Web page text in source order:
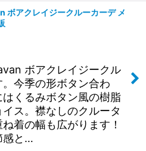
アクレイジークルーカーデ メ
ボアクレイジークル
今季の形ボタン合わ
くるみボタン風の樹脂
ス。襟なしのクルータ
着の幅も広がります！
感と…